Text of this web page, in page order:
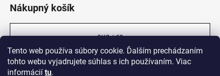
Tento web používa súbory cookie. Ďalším prechádzaním
tohto webu vyjadrujete súhlas s ich používaním. Viac
informácií tu.
Nákupný košík
0KS /€0